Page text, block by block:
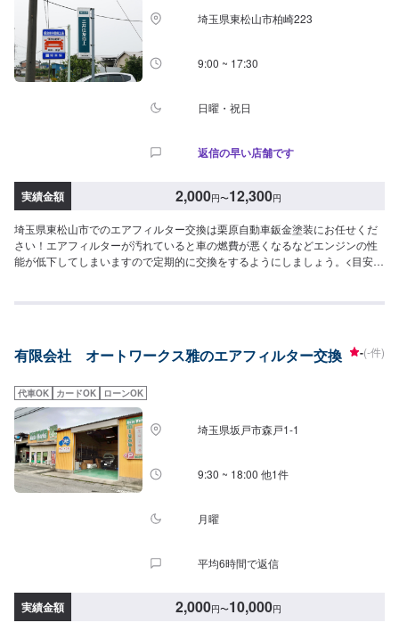
埼玉県東松山市柏崎223
9:00 ~ 17:30
日曜・祝日
返信の早い店舗です
実績金額 2,000円〜12,300円
埼玉県東松山市でのエアフィルター交換は栗原自動車鈑金塗装にお任せくだ
さい！エアフィルターが汚れていると車の燃費が悪くなるなどエンジンの性
能が低下してしまいますので定期的に交換をするようにしましょう。<目安金
ります。専門の鈑金・塗装では、高い技術で満足な仕上がりを常にご提供で
務にも力を入れ、お客様のカーライフを幅広く支えてまいります。オイル交
でお困りの際はお気軽にご相談ください！
有限会社 オートワークス雅のエアフィルター交換 -(-件)
代車OK カードOK ローンOK
埼玉県坂戸市森戸1-1
9:30 ~ 18:00 他1件
月曜
平均6時間で返信
実績金額 2,000円〜10,000円